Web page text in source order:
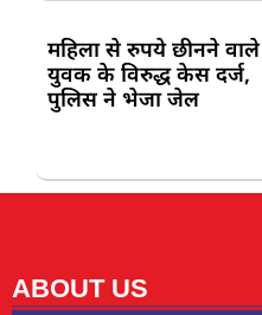
महिला से रुपये छीनने वाले
युवक के विरुद्ध केस दर्ज,
पुलिस ने भेजा जेल
ABOUT US